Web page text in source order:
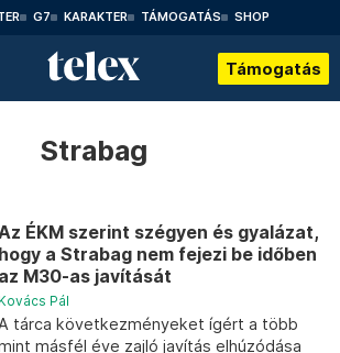
G7 KARAKTER TÁMOGATÁS SHOP
Támogatás
Strabag
ÉKM szerint szégyen és gyalázat,
hogy a Strabag nem fejezi be időben
az M30-as javítását
Kovács Pál
A tárca következményeket ígért a több
másfél éve zajló javítás elhúzódása